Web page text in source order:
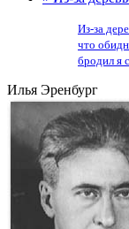
Из-за
что
бродил я
Илья Эренбург